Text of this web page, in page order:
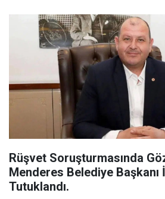
Rüşvet Soruşturmasında
Menderes Belediye Başkanı
Tutuklandı.